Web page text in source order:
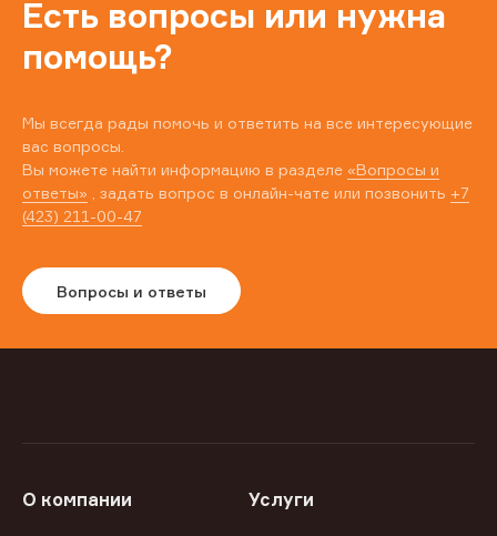
Есть вопросы или нужна
помощь?
Мы всегда рады помочь и ответить на все интересующие
вас вопросы.
Вы можете найти информацию в разделе «Вопросы и
ответы» , задать вопрос в онлайн-чате или позвонить +7
(423) 211-00-47
Вопросы и ответы
О компании Услуги